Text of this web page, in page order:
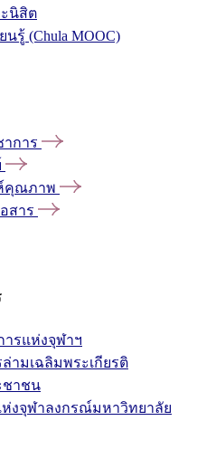
นิสิต
รู้ (Chula MOOC)
การ
คุณภาพ
สาร
รแห่งจุฬาฯ
ามเฉลิมพระเกียรติ
ชาชน
งจุฬาลงกรณ์มหาวิทยาลัย